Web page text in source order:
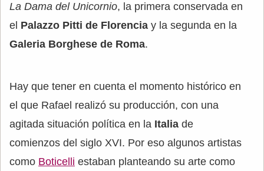
La Dama del Unicornio, la primera conservada en
el Palazzo Pitti de Florencia y la segunda en la
Galeria Borghese de Roma.
Hay que tener en cuenta el momento histórico en
el que Rafael realizó su producción, con una
agitada situación política en la Italia de
comienzos del siglo XVI. Por eso algunos artistas
como Boticelli estaban planteando su arte como